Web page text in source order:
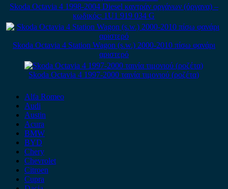
Skoda Octavia 4 1998-2004 Diesel καντράν οργάνων (όργανα) –
κωδικός: 1U1 919 034 G
Skoda Octavia 4 Station Wagon (s.w.) 2000-2010 πίσω φανάρι
αριστερό
Skoda Octavia 4 1997-2000 ταινία τιμονιού (ροζέτα)
Alfa Romeo
Audi
Austin
Acura
BMW
BYD
Chery
Chevrolet
Citroen
Cupra